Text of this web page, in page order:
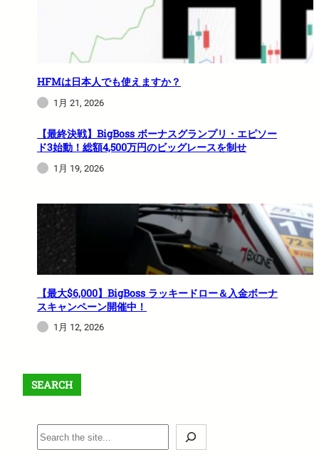
HFMは日本人でも使えますか？
1月 21, 2026
【最終決戦】BigBoss ボーナスグランプリ・エピソー
ド3始動！総額4,500万円のビッグレースを制せ
1月 19, 2026
【最大$6,000】BigBoss ラッキードロー＆入金ボーナ
スキャンペーン開催中！
1月 12, 2026
SEARCH
S
e